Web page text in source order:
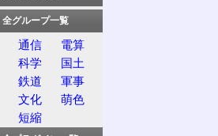
全グループ一覧
通信
電算
科学
国土
鉄道
軍事
文化
萌色
短縮